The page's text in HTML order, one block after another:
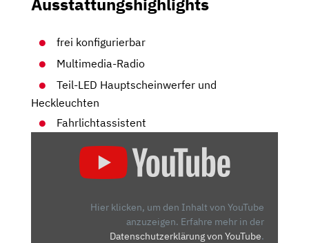
frei konfigurierbar
Multimedia-Radio
Teil-LED Hauptscheinwerfer und
Heckleuchten
Fahrlichtassistent
Hier klicken, um den Inhalt von YouTube
anzuzeigen. Erfahre mehr in der
Datenschutzerklärung von YouTube.